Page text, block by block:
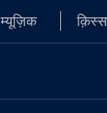
म्यूज़िक